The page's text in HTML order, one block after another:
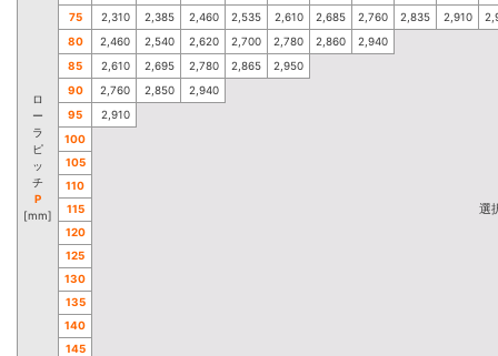
ロ
ー
ラ
ピ
ッ
チ
P
[mm]
75
2,310 2,385 2,460 2,535 2,610 2,685 2,760 2,835 2,910
80
2,460 2,540 2,620 2,700 2,780 2,860
2,940
85
2,610 2,695 2,780 2,865
2,950
90
2,760 2,850
2,940
95
2,910
100
105
110
115
選
120
125
130
135
140
145